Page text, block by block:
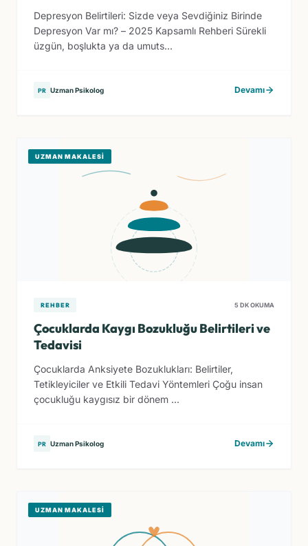
Depresyon Belirtileri: Sizde veya Sevdiğiniz Birinde
Depresyon Var mı? – 2025 Kapsamlı Rehberi Sürekli
üzgün, boşlukta ya da umuts...
PR Uzman Psikolog Devamı
UZMAN MAKALESI
REHBER 5 DK OKUMA
Çocuklarda Kaygı Bozukluğu Belirtileri ve
Tedavisi
Çocuklarda Anksiyete Bozuklukları: Belirtiler,
Tetikleyiciler ve Etkili Tedavi Yöntemleri Çoğu insan
çocukluğu kaygısız bir dönem ...
PR Uzman Psikolog Devamı
UZMAN MAKALESI